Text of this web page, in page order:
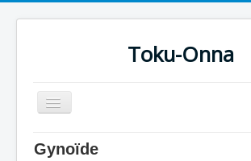
Toku-Onna
Basculer
la
Accueil
Gynoïde